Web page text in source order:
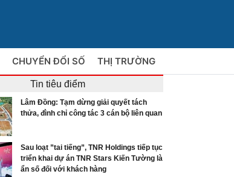
CHUYỂN ĐỔI SỐ THỊ TRƯỜNG
Tin tiêu điểm
Lâm Đồng: Tạm dừng giải quyết tách
thửa, đình chỉ công tác 3 cán bộ liên quan
Sau loạt ”tai tiếng”, TNR Holdings tiếp tục
triển khai dự án TNR Stars Kiến Tường là
ẩn số đối với khách hàng